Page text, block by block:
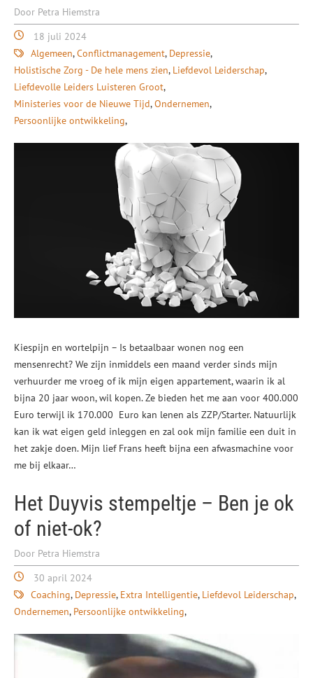
Door Petra Hiemstra
18 juli 2024
Algemeen Conflictmanagement Depressie
Holistische Zorg - De hele mens zien Liefdevol Leiderschap
Liefdevolle Leiders Luisteren Groot
Ministeries voor de Nieuwe Tijd Ondernemen
Persoonlijke ontwikkeling
Kiespijn en wortelpijn – Is betaalbaar wonen nog een
mensenrecht? We zijn inmiddels een maand verder sinds mijn
verhuurder me vroeg of ik mijn eigen appartement, waarin ik al
bijna 20 jaar woon, wil kopen. Ze bieden het me aan voor 400.000
Euro terwijl ik 170.000 Euro kan lenen als ZZP/Starter. Natuurlijk
kan ik wat eigen geld inleggen en zal ook mijn familie een duit in
het zakje doen. Mijn lief Frans heeft bijna een afwasmachine voor
me bij elkaar…
Het Duyvis stempeltje – Ben je ok
of niet-ok?
Door Petra Hiemstra
30 april 2024
Coaching Depressie Extra Intelligentie Liefdevol Leiderschap
Ondernemen Persoonlijke ontwikkeling